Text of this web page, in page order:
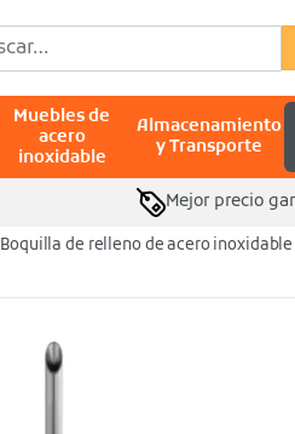
Muebles de
acero
inoxidable
Almacenamiento
y Transporte
Mejor precio
Boquilla de relleno de acero inoxidable